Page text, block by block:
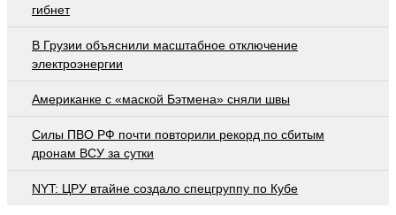
гибнет
В Грузии объяснили масштабное отключение
электроэнергии
Американке с «маской Бэтмена» сняли швы
Cилы ПВО РФ почти повторили рекорд по сбитым
дронам ВСУ за сутки
NYT: ЦРУ втайне создало спецгруппу по Кубе